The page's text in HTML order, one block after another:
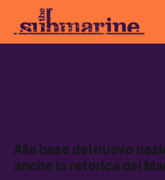
Alla base del nuovo
anche la retorica del